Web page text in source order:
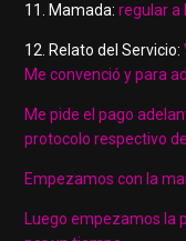
11. Mamada: regular a
12. Relato del Servicio:
Me convenció y para
Me pide el pago
protocolo respectivo
Empezamos con la
Luego empezamos la